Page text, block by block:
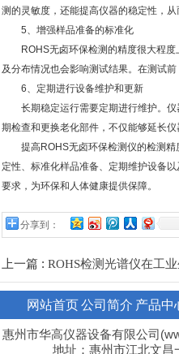
测的灵敏度，还能提高仪器的稳定性，从
5、增强样品准备的标准化
ROHS无卤环保检测的精度很大程度
及分布情况也会影响测试结果。在测试
6、定期进行设备维护和更新
长期稳定运行需要定期进行维护。仪
期检查和更换老化部件，不仅能够延长
提高ROHS无卤环保检测仪的检测精
定性、标准化样品准备、定期维护设备
要求，为环保和人体健康提供保障。
分享到：
上一篇 : ROHS检测光谱仪在工
网站首页公司简介 产品中
惠州市华高仪器设备有限公司
地址：惠州市江北文昌